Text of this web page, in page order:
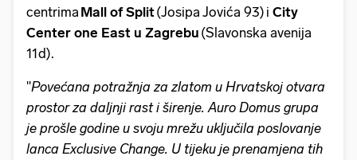
centrima Mall of Split(Josipa Jovića 93) i City
Center one East u Zagrebu (Slavonska avenija
11d).
''Povećana potražnja za zlatom u Hrvatskoj otvara
prostor za daljnji rast i širenje. Auro Domus grupa
je prošle godine u svoju mrežu uključila poslovanje
lanca Exclusive Change. U tijeku je prenamjena tih